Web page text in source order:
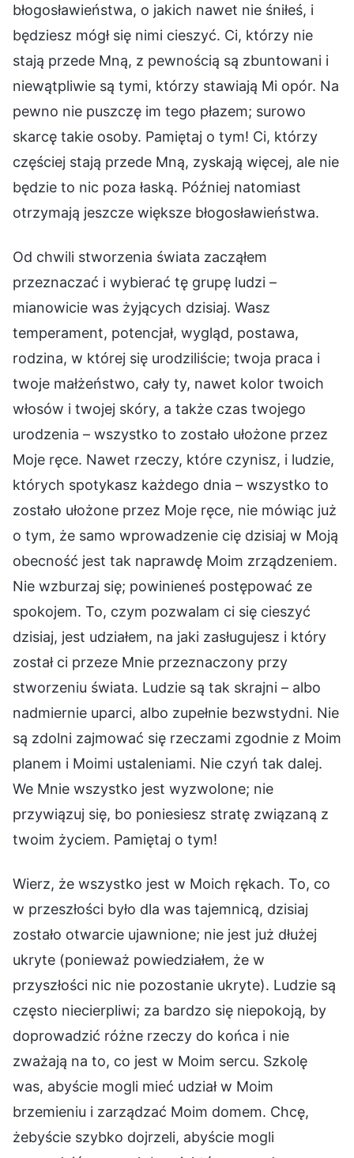
błogosławieństwa, o jakich nawet nie śniłeś, i
będziesz mógł się nimi cieszyć. Ci, którzy nie
stają przede Mną, z pewnością są zbuntowani i
niewątpliwie są tymi, którzy stawiają Mi opór. Na
pewno nie puszczę im tego płazem; surowo
skarcę takie osoby. Pamiętaj o tym! Ci, którzy
częściej stają przede Mną, zyskają więcej, ale nie
będzie to nic poza łaską. Później natomiast
otrzymają jeszcze większe błogosławieństwa.
Od chwili stworzenia świata zacząłem
przeznaczać i wybierać tę grupę ludzi –
mianowicie was żyjących dzisiaj. Wasz
temperament, potencjał, wygląd, postawa,
rodzina, w której się urodziliście; twoja praca i
twoje małżeństwo, cały ty, nawet kolor twoich
włosów i twojej skóry, a także czas twojego
urodzenia – wszystko to zostało ułożone przez
Moje ręce. Nawet rzeczy, które czynisz, i ludzie,
których spotykasz każdego dnia – wszystko to
zostało ułożone przez Moje ręce, nie mówiąc już
o tym, że samo wprowadzenie cię dzisiaj w Moją
obecność jest tak naprawdę Moim zrządzeniem.
Nie wzburzaj się; powinieneś postępować ze
spokojem. To, czym pozwalam ci się cieszyć
dzisiaj, jest udziałem, na jaki zasługujesz i który
został ci przeze Mnie przeznaczony przy
stworzeniu świata. Ludzie są tak skrajni – albo
nadmiernie uparci, albo zupełnie bezwstydni. Nie
są zdolni zajmować się rzeczami zgodnie z Moim
planem i Moimi ustaleniami. Nie czyń tak dalej.
We Mnie wszystko jest wyzwolone; nie
przywiązuj się, bo poniesiesz stratę związaną z
twoim życiem. Pamiętaj o tym!
Wierz, że wszystko jest w Moich rękach. To, co
w przeszłości było dla was tajemnicą, dzisiaj
zostało otwarcie ujawnione; nie jest już dłużej
ukryte (ponieważ powiedziałem, że w
przyszłości nic nie pozostanie ukryte). Ludzie są
często niecierpliwi; za bardzo się niepokoją, by
doprowadzić różne rzeczy do końca i nie
zważają na to, co jest w Moim sercu. Szkolę
was, abyście mogli mieć udział w Moim
brzemieniu i zarządzać Moim domem. Chcę,
żebyście szybko dojrzeli, abyście mogli